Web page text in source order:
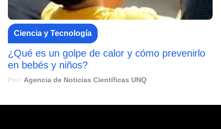
Ciencia y Tecnología
¿Qué es un golpe de calor y cómo prevenirlo
en bebés y niños?
Por: Agencia de Noticias Científicas UNQ